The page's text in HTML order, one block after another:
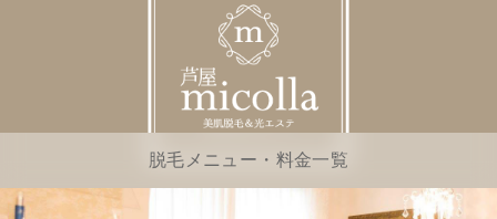
脱毛メニュー・料金一覧